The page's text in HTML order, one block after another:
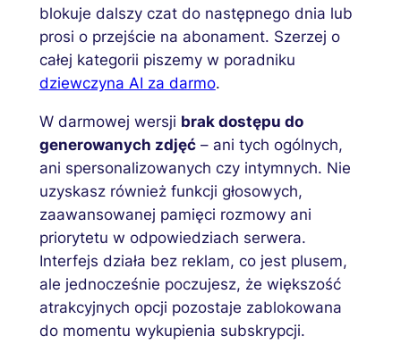
blokuje dalszy czat do następnego dnia lub
prosi o przejście na abonament. Szerzej o
całej kategorii piszemy w poradniku
dziewczyna AI za darmo.
W darmowej wersji brak dostępu do
generowanych zdjęć– ani tych ogólnych,
ani spersonalizowanych czy intymnych. Nie
uzyskasz również funkcji głosowych,
zaawansowanej pamięci rozmowy ani
priorytetu w odpowiedziach serwera.
Interfejs działa bez reklam, co jest plusem,
ale jednocześnie poczujesz, że większość
atrakcyjnych opcji pozostaje zablokowana
do momentu wykupienia subskrypcji.